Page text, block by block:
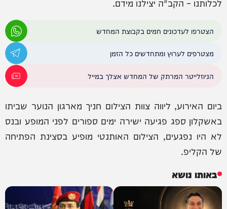
הצטרפו לעדכונים חמים בקבוצת המחדש
מצטרפים לערוץ ומתחדשים כל הזמן
הניוזלייטר המרתק של המחדש אצלך במייל
ביום האירוע, ליווה צוות הצילום חניך מארגון הנוער שביתו
באשקלון ספג פגיעה ישירה ימים ספורים לפני המופע ובנס
לא היו נפגעים, הצילום האותנטי מופיע בסצינת הפתיחה
של הקליפ.
באותו נושא